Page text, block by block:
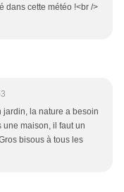
dans cette météo !<br />
jardin, la nature a besoin
une maison, il faut un
bisous à tous les